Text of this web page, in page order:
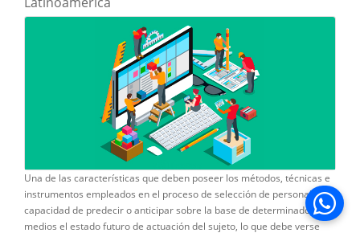
Una de las características que deben poseer los métodos, técnicas e
instrumentos empleados en el proceso de selección de personal es la
capacidad de predecir o anticipar sobre la base de determinados
medios el estado futuro de actuación del sujeto, lo que debe verse
Se abre